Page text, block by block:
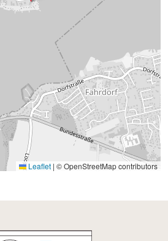
Leaflet | © OpenStreetMap contributors